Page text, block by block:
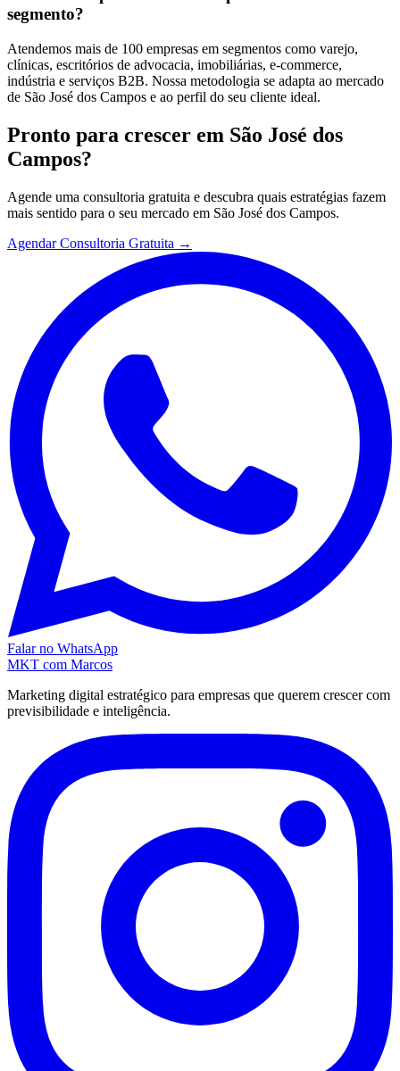
segmento?
Atendemos mais de 100 empresas em segmentos como varejo,
clínicas, escritórios de advocacia, imobiliárias, e-commerce,
indústria e serviços B2B. Nossa metodologia se adapta ao mercado
de São José dos Campos e ao perfil do seu cliente ideal.
Pronto para crescer em São José dos
Campos?
Agende uma consultoria gratuita e descubra quais estratégias fazem
mais sentido para o seu mercado em São José dos Campos.
Agendar Consultoria Gratuita →
Falar no WhatsApp
MKT com Marcos
Marketing digital estratégico para empresas que querem crescer com
previsibilidade e inteligência.